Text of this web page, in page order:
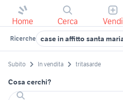
Home Cerca Vendi
Ricerche case in affitto santa
Subito In vendita tritasarde
Cosa cerchi?